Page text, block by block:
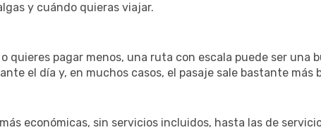
y cuándo quieras viajar.
quieres pagar menos, una ruta con escala puede ser una
el día y, en muchos casos, el pasaje sale bastante más
económicas, sin servicios incluidos, hasta las de